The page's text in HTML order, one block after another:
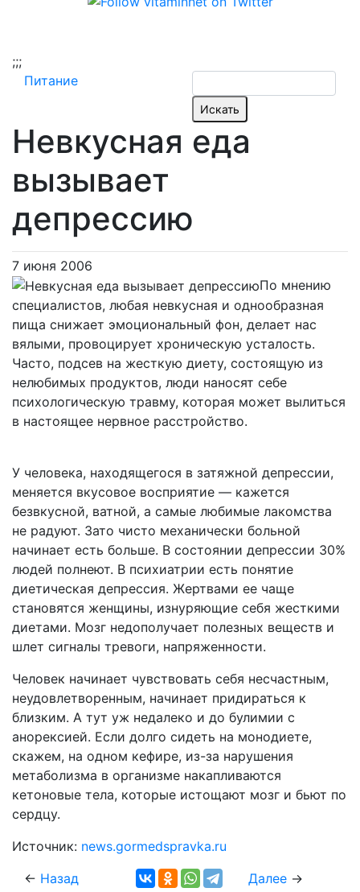
;;;
Питание
Невкусная еда
вызывает
депрессию
7 июня 2006
По мнению
специалистов, любая невкусная и однообразная
пища снижает эмоциональный фон, делает нас
вялыми, провоцирует хроническую усталость.
Часто, подсев на жесткую диету, состоящую из
нелюбимых продуктов, люди наносят себе
психологическую травму, которая может вылиться
в настоящее нервное расстройство.
У человека, находящегося в затяжной депрессии,
меняется вкусовое восприятие — кажется
безвкусной, ватной, а самые любимые лакомства
не радуют. Зато чисто механически больной
начинает есть больше. В состоянии депрессии 30%
людей полнеют. В психиатрии есть понятие
диетическая депрессия. Жертвами ее чаще
становятся женщины, изнуряющие себя жесткими
диетами. Мозг недополучает полезных веществ и
шлет сигналы тревоги, напряженности.
Человек начинает чувствовать себя несчастным,
неудовлетворенным, начинает придираться к
близким. А тут уж недалеко и до булимии с
анорексией. Если долго сидеть на монодиете,
скажем, на одном кефире, из-за нарушения
метаболизма в организме накапливаются
кетоновые тела, которые истощают мозг и бьют по
сердцу.
Источник: news.gormedspravka.ru
← Назад Далее→